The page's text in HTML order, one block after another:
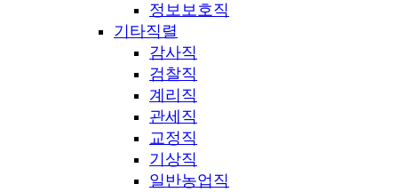
정보보호직
기타직렬
감사직
검찰직
계리직
관세직
교정직
기상직
일반농업직